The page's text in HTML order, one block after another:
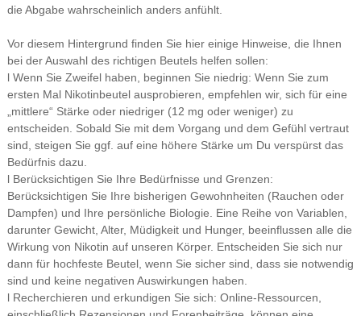
die Abgabe wahrscheinlich anders anfühlt.
Vor diesem Hintergrund finden Sie hier einige Hinweise, die Ihnen
bei der Auswahl des richtigen Beutels helfen sollen:
l Wenn Sie Zweifel haben, beginnen Sie niedrig: Wenn Sie zum
ersten Mal Nikotinbeutel ausprobieren, empfehlen wir, sich für eine
„mittlere“ Stärke oder niedriger (12 mg oder weniger) zu
entscheiden. Sobald Sie mit dem Vorgang und dem Gefühl vertraut
sind, steigen Sie ggf. auf eine höhere Stärke um Du verspürst das
Bedürfnis dazu.
l Berücksichtigen Sie Ihre Bedürfnisse und Grenzen:
Berücksichtigen Sie Ihre bisherigen Gewohnheiten (Rauchen oder
Dampfen) und Ihre persönliche Biologie. Eine Reihe von Variablen,
darunter Gewicht, Alter, Müdigkeit und Hunger, beeinflussen alle die
Wirkung von Nikotin auf unseren Körper. Entscheiden Sie sich nur
dann für hochfeste Beutel, wenn Sie sicher sind, dass sie notwendig
sind und keine negativen Auswirkungen haben.
l Recherchieren und erkundigen Sie sich: Online-Ressourcen,